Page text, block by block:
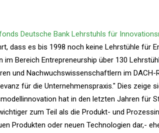
Deutsche Bank Lehrstuhls für
dass es bis 1998 noch keine Lehrstühle für
Bereich Entrepreneurship über 130
und Nachwuchswissenschaftlern im DACH-
für die Unternehmenspraxis." Dies zeige
hat in den letzten Jahren für
zum Teil als die Produkt- und
Produkten oder neuen Technologien dar,-